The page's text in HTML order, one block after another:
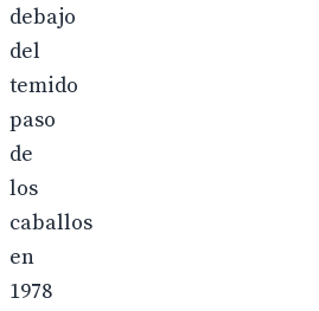
debajo
del
temido
paso
de
los
caballos
en
1978